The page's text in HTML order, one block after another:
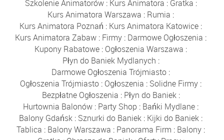
Szkolenie Animatorów: Kurs Animatora : Gratka :
Kurs Animatora Warszawa : Rumia :
Kurs Animatora Poznań : Kurs Animatora Katowice :
Kurs Animatora Zabaw : Firmy : Darmowe Ogłoszenia :
Kupony Rabatowe : Ogłoszenia Warszawa :
Płyn do Baniek Mydlanych :
Darmowe Ogłoszenia Trójmiasto :
Ogłoszenia Trójmiasto : Ogłoszenia : Solidne Firmy :
Bezpłatne Ogłoszenia : Płyn do Baniek:
Hurtownia Balonów : Party Shop : Bańki Mydlane :
Balony Gdańsk : Sznurki do Baniek : Kijki do Baniek :
Tablica : Balony Warszawa : Panorama Firm : Balony :